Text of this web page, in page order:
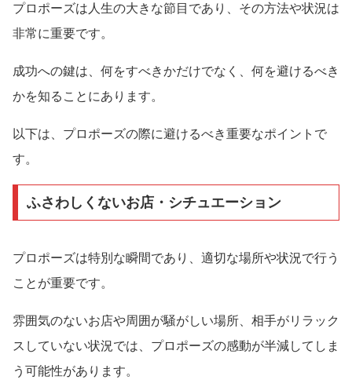
プロポーズは人生の大きな節目であり、その方法や状況は
非常に重要です。
成功への鍵は、何をすべきかだけでなく、何を避けるべき
かを知ることにあります。
以下は、プロポーズの際に避けるべき重要なポイントで
す。
ふさわしくないお店・シチュエーション
プロポーズは特別な瞬間であり、適切な場所や状況で行う
ことが重要です。
雰囲気のないお店や周囲が騒がしい場所、相手がリラック
スしていない状況では、プロポーズの感動が半減してしま
う可能性があります。